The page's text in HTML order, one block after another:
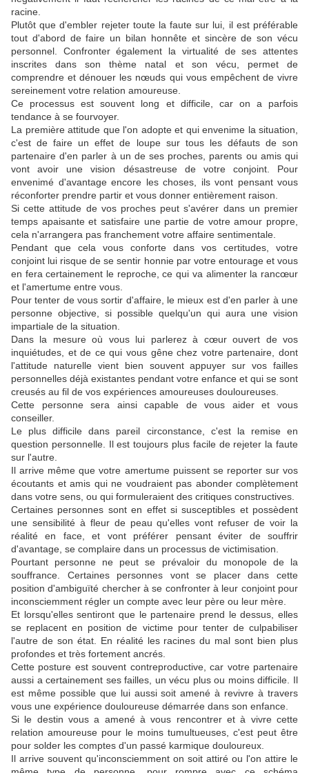
racine.
Plutôt que d'embler rejeter toute la faute sur lui, il est préférable
tout d'abord de faire un bilan honnête et sincère de son vécu
personnel. Confronter également la virtualité de ses attentes
inscrites dans son thème natal et son vécu, permet de
comprendre et dénouer les nœuds qui vous empêchent de vivre
sereinement votre relation amoureuse.
Ce processus est souvent long et difficile, car on a parfois
tendance à se fourvoyer.
La première attitude que l'on adopte et qui envenime la situation,
c'est de faire un effet de loupe sur tous les défauts de son
partenaire d'en parler à un de ses proches, parents ou amis qui
vont avoir une vision désastreuse de votre conjoint. Pour
envenimé d'avantage encore les choses, ils vont pensant vous
réconforter prendre partir et vous donner entièrement raison.
Si cette attitude de vos proches peut s'avérer dans un premier
temps apaisante et satisfaire une partie de votre amour propre,
cela n'arrangera pas franchement votre affaire sentimentale.
Pendant que cela vous conforte dans vos certitudes, votre
conjoint lui risque de se sentir honnie par votre entourage et vous
en fera certainement le reproche, ce qui va alimenter la rancœur
et l'amertume entre vous.
Pour tenter de vous sortir d'affaire, le mieux est d'en parler à une
personne objective, si possible quelqu'un qui aura une vision
impartiale de la situation.
Dans la mesure où vous lui parlerez à cœur ouvert de vos
inquiétudes, et de ce qui vous gêne chez votre partenaire, dont
l'attitude naturelle vient bien souvent appuyer sur vos failles
personnelles déjà existantes pendant votre enfance et qui se sont
creusés au fil de vos expériences amoureuses douloureuses.
Cette personne sera ainsi capable de vous aider et vous
conseiller.
Le plus difficile dans pareil circonstance, c'est la remise en
question personnelle. Il est toujours plus facile de rejeter la faute
sur l'autre.
Il arrive même que votre amertume puissent se reporter sur vos
écoutants et amis qui ne voudraient pas abonder complètement
dans votre sens, ou qui formuleraient des critiques constructives.
Certaines personnes sont en effet si susceptibles et possèdent
une sensibilité à fleur de peau qu'elles vont refuser de voir la
réalité en face, et vont préférer pensant éviter de souffrir
d'avantage, se complaire dans un processus de victimisation.
Pourtant personne ne peut se prévaloir du monopole de la
souffrance. Certaines personnes vont se placer dans cette
position d'ambiguïté chercher à se confronter à leur conjoint pour
inconsciemment régler un compte avec leur père ou leur mère.
Et lorsqu'elles sentiront que le partenaire prend le dessus, elles
se replacent en position de victime pour tenter de culpabiliser
l'autre de son état. En réalité les racines du mal sont bien plus
profondes et très fortement ancrés.
Cette posture est souvent contreproductive, car votre partenaire
aussi a certainement ses failles, un vécu plus ou moins difficile. Il
est même possible que lui aussi soit amené à revivre à travers
vous une expérience douloureuse démarrée dans son enfance.
Si le destin vous a amené à vous rencontrer et à vivre cette
relation amoureuse pour le moins tumultueuses, c'est peut être
pour solder les comptes d'un passé karmique douloureux.
Il arrive souvent qu'inconsciemment on soit attiré ou l'on attire le